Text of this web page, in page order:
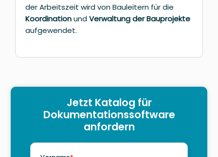
der Arbeitszeit wird von Bauleitern für die
KoordinationundVerwaltung der Bauprojekte
aufgewendet.
Jetzt Katalog für
Dokumentationssoftware
anfordern